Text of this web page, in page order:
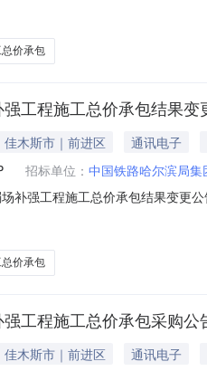
已具备招标条件，现招标方式为
价承包
工程施工总价承包结果变
木斯市｜前进区
通讯电子
招标单位： 中国铁路哈尔滨局
补强工程施工总价承包结果变更
铁路电气化工程专业承包施工，
价承包
工程施工总价承包采购公
木斯市｜前进区
通讯电子